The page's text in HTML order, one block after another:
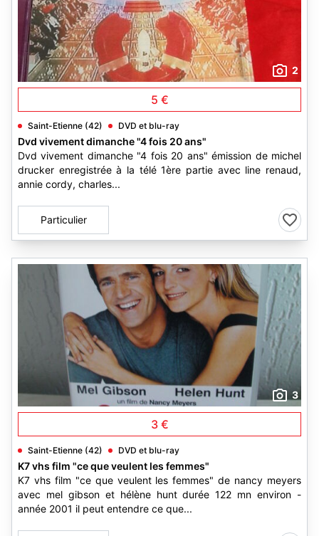
2
5 €
Saint-Etienne (42) DVD et blu-ray
Dvd vivement dimanche "4 fois 20 ans"
Dvd vivement dimanche "4 fois 20 ans" émission de michel
drucker enregistrée à la télé 1ère partie avec line renaud,
annie cordy, charles...
Particulier
3
3 €
Saint-Etienne (42) DVD et blu-ray
K7 vhs film "ce que veulent les femmes"
K7 vhs film "ce que veulent les femmes" de nancy meyers
avec mel gibson et hélène hunt durée 122 mn environ -
année 2001 il peut entendre ce que...